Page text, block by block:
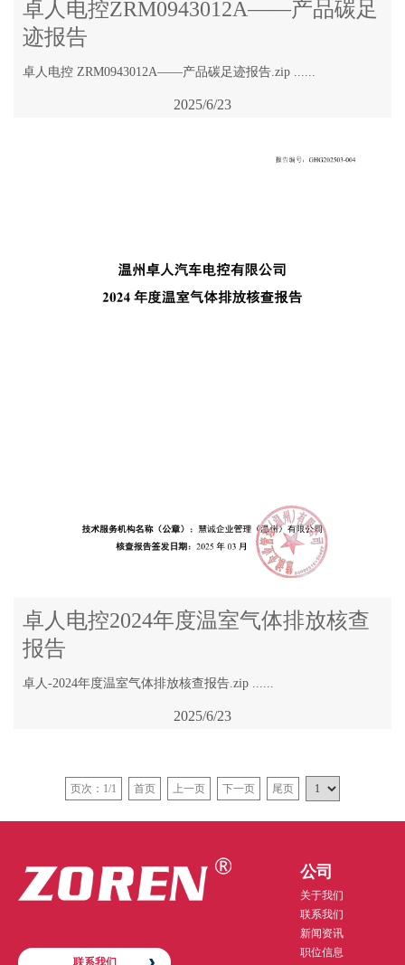
卓人电控ZRM0943012A——产品碳足
迹报告
卓人电控 ZRM0943012A——产品碳足迹报告.zip ......
2025/6/23
卓人电控2024年度温室气体排放核查
报告
卓人-2024年度温室气体排放核查报告.zip ......
2025/6/23
页次：1/1 首页 上一页 下一页 尾页
公司
关于我们
联系我们
新闻资讯
职位信息